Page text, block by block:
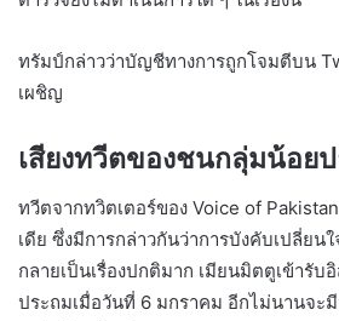
ทรัมป์กล่าวว่าบัญชีทางการถูกโจมตีบน
เผชิญ
เสียงทวีตของชนกลุ่มน้อย
ทวีตจากทวิตเตอร์ของ Voice of
เดีย ซึ่งมีการกล่าวกันว่าการบังคับเปลี่ยน
กลายเป็นเรื่องปกติมาก เมียนมิตตูเข้ารับ
ประถมเมื่อวันที่ 6 มกราคม อีกไม่นานจะ